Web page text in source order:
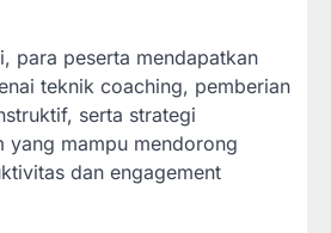
para peserta mendapatkan
teknik coaching, pemberian
serta strategi
yang mampu mendorong
dan engagement